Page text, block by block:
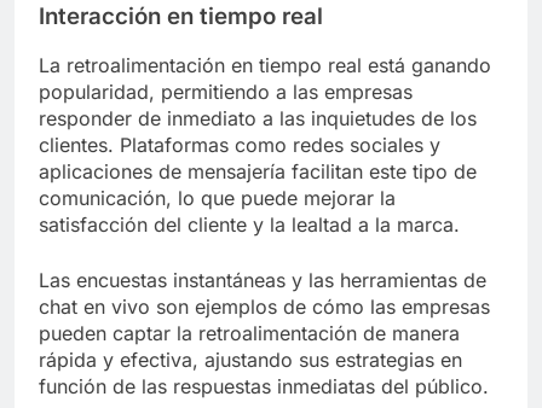
Interacción en tiempo real
La retroalimentación en tiempo real está ganando
popularidad, permitiendo a las empresas
responder de inmediato a las inquietudes de los
clientes. Plataformas como redes sociales y
aplicaciones de mensajería facilitan este tipo de
comunicación, lo que puede mejorar la
satisfacción del cliente y la lealtad a la marca.
Las encuestas instantáneas y las herramientas de
chat en vivo son ejemplos de cómo las empresas
pueden captar la retroalimentación de manera
rápida y efectiva, ajustando sus estrategias en
función de las respuestas inmediatas del público.